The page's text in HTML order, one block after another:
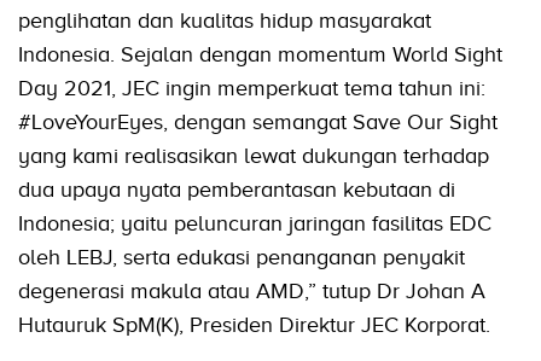
penglihatan dan kualitas hidup masyarakat
Indonesia. Sejalan dengan momentum World Sight
Day 2021, JEC ingin memperkuat tema tahun ini:
#LoveYourEyes, dengan semangat Save Our Sight
yang kami realisasikan lewat dukungan terhadap
dua upaya nyata pemberantasan kebutaan di
Indonesia; yaitu peluncuran jaringan fasilitas EDC
oleh LEBJ, serta edukasi penanganan penyakit
degenerasi makula atau AMD,” tutup Dr Johan A
Hutauruk SpM(K), Presiden Direktur JEC Korporat.